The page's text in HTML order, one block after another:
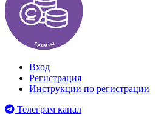
Вход
Регистрация
Инструкции по регистрации
Телеграм канал